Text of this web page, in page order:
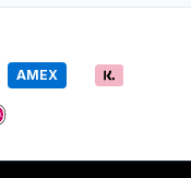
AMEX